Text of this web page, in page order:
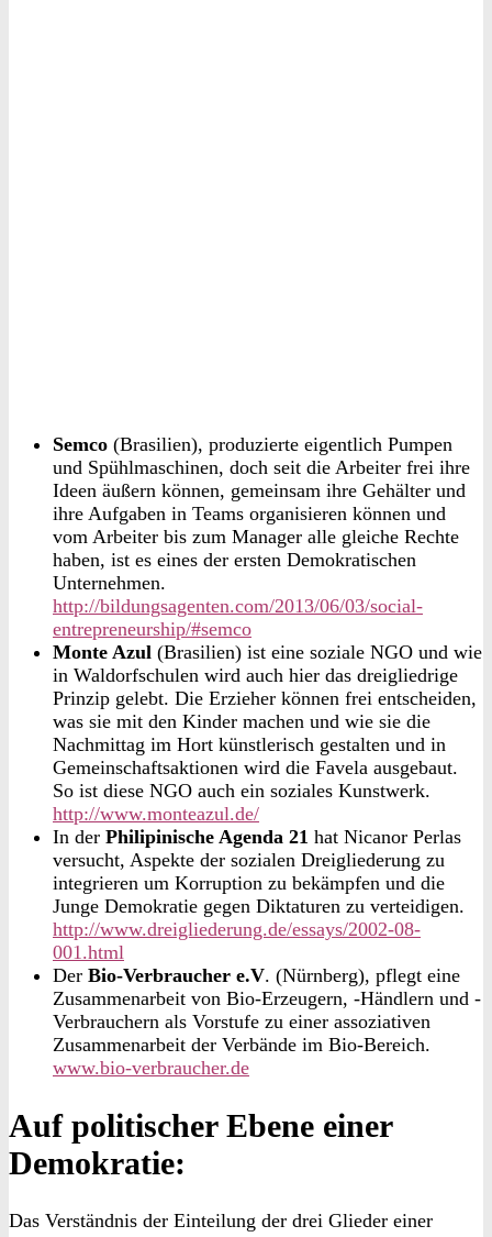
Semco (Brasilien), produzierte eigentlich Pumpen
und Spühlmaschinen, doch seit die Arbeiter frei ihre
Ideen äußern können, gemeinsam ihre Gehälter und
ihre Aufgaben in Teams organisieren können und
vom Arbeiter bis zum Manager alle gleiche Rechte
haben, ist es eines der ersten Demokratischen
Unternehmen.
http://bildungsagenten.com/2013/06/03/social-
entrepreneurship/#semco
Monte Azul (Brasilien) ist eine soziale NGO und wie
in Waldorfschulen wird auch hier das dreigliedrige
Prinzip gelebt. Die Erzieher können frei entscheiden,
was sie mit den Kinder machen und wie sie die
Nachmittag im Hort künstlerisch gestalten und in
Gemeinschaftsaktionen wird die Favela ausgebaut.
So ist diese NGO auch ein soziales Kunstwerk.
http://www.monteazul.de/
In der Philipinische Agenda 21 hat Nicanor Perlas
versucht, Aspekte der sozialen Dreigliederung zu
integrieren um Korruption zu bekämpfen und die
Junge Demokratie gegen Diktaturen zu verteidigen.
http://www.dreigliederung.de/essays/2002-08-
001.html
Der Bio-Verbraucher e.V. (Nürnberg), pflegt eine
Zusammenarbeit von Bio-Erzeugern, -Händlern und -
Verbrauchern als Vorstufe zu einer assoziativen
Zusammenarbeit der Verbände im Bio-Bereich.
www.bio-verbraucher.de
Auf politischer Ebene einer
Demokratie:
Das Verständnis der Einteilung der drei Glieder einer